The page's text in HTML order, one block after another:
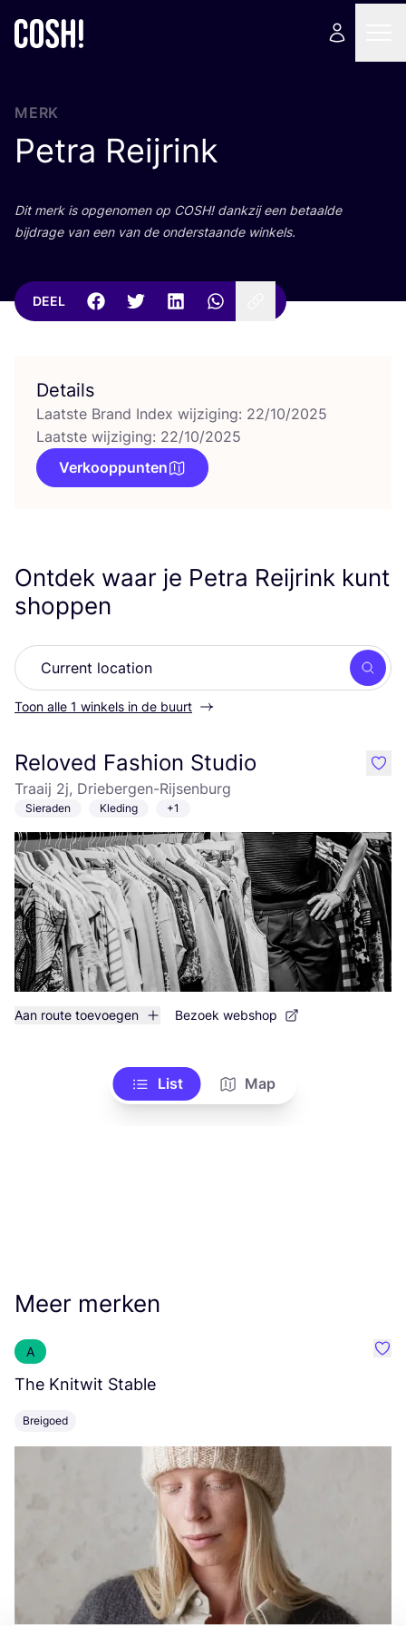
MERK
Petra Reijrink
Dit merk is opge­no­men op COSH! dank­zij een betaal­de
bij­dra­ge van een van de onder­staan­de winkels.
DEEL
Details
Laatste Brand Index wijziging: 22/10/2025
Laatste wijziging: 22/10/2025
Verkooppunten
Ontdek waar je Petra Reijrink kunt
shoppen
Zoek
Toon alle 1 winkels in de buurt
Reloved Fashion Studio
Traaij 2j, Driebergen-Rijsenburg
Sieraden Kleding +1
Aan route toevoegen Bezoek webshop
like
List Map
Meer merken
A
The Knitwit Stable
Breigoed